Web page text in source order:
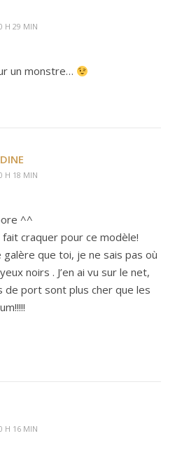
H 29 MIN
un monstre…
H 18 MIN
^^
fait craquer pour ce modèle!
galère que toi, je ne sais pas où
noirs . J’en ai vu sur le net,
de port sont plus cher que les
H 16 MIN